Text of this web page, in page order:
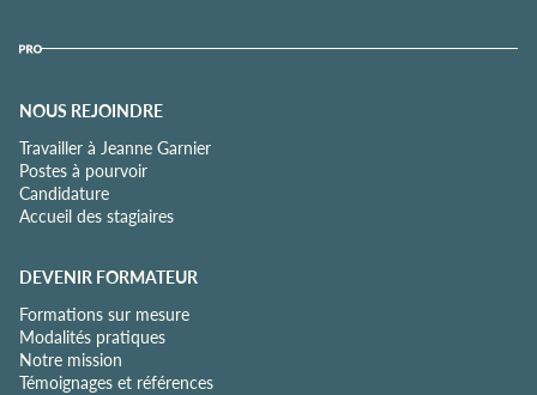
NOUS REJOINDRE
Travailler à Jeanne Garnier
Postes à pourvoir
Candidature
Accueil des stagiaires
DEVENIR FORMATEUR
Formations sur mesure
Modalités pratiques
Notre mission
Témoignages et références